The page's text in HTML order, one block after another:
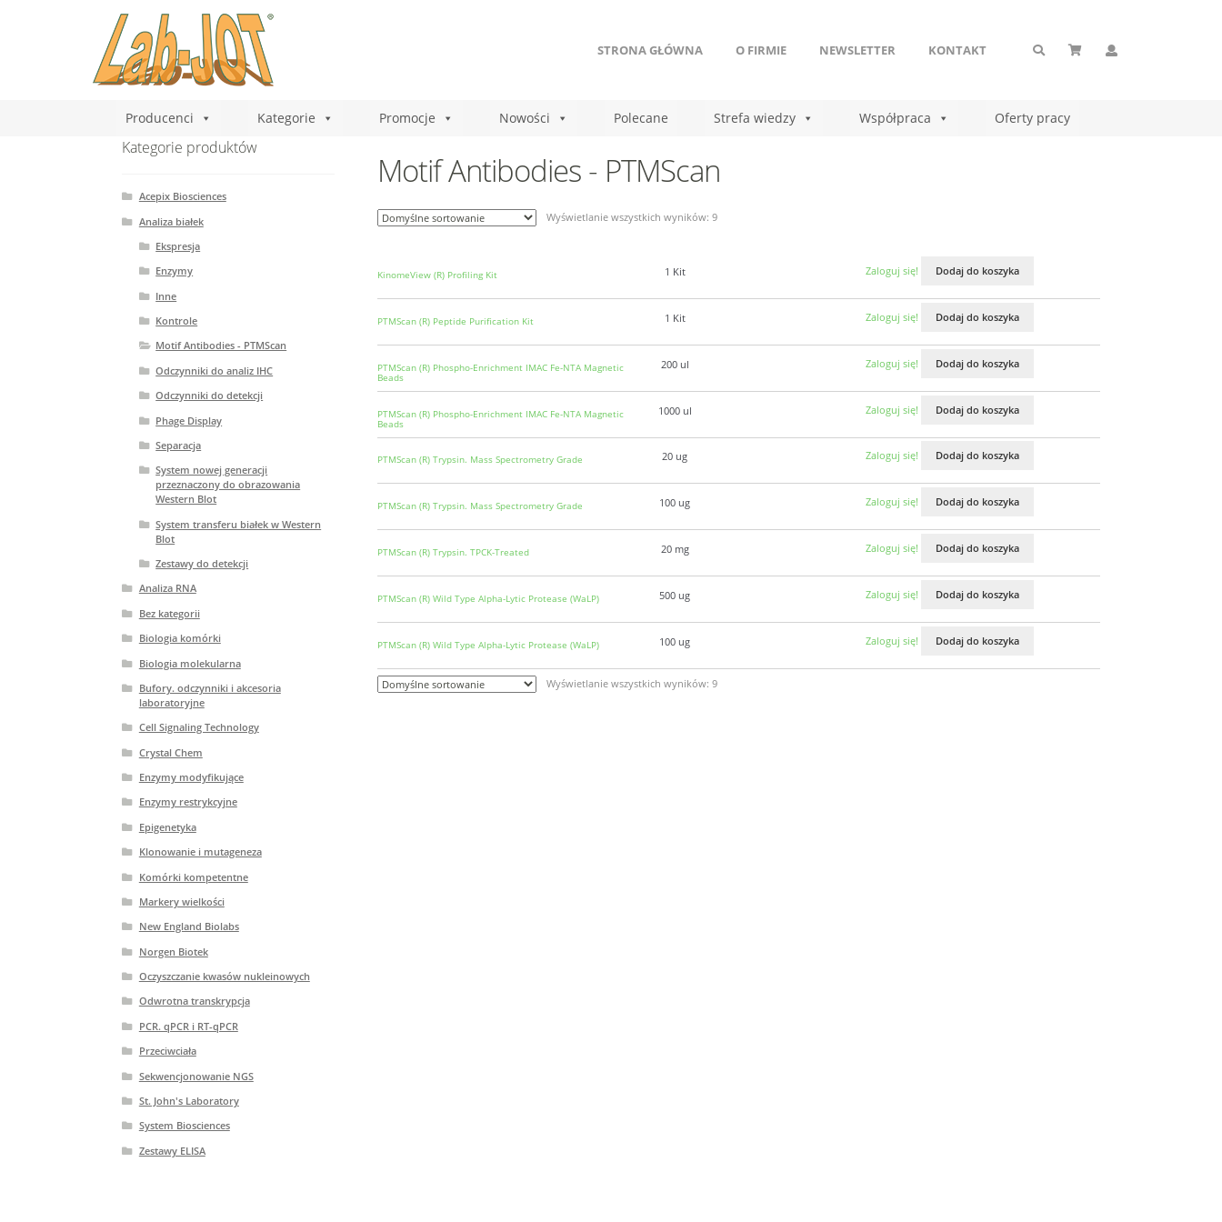
STRONA GŁÓWNA O FIRMIE NEWSLETTER KONTAKT
Producenci Kategorie Promocje Nowości Polecane Strefa wiedzy Współpraca Oferty pracy
Motif Antibodies - PTMScan
Wyświetlanie wszystkich wyników: 9
KinomeView (R) Profiling Kit 1 Kit Zaloguj się! Dodaj do koszyka
PTMScan (R) Peptide Purification Kit 1 Kit Zaloguj się! Dodaj do koszyka
PTMScan (R) Phospho-Enrichment IMAC Fe-NTA Magnetic
Beads
200 ul Zaloguj się! Dodaj do koszyka
PTMScan (R) Phospho-Enrichment IMAC Fe-NTA Magnetic
Beads
1000 ul Zaloguj się! Dodaj do koszyka
PTMScan (R) Trypsin. Mass Spectrometry Grade 20 ug Zaloguj się! Dodaj do koszyka
PTMScan (R) Trypsin. Mass Spectrometry Grade 100 ug Zaloguj się! Dodaj do koszyka
PTMScan (R) Trypsin. TPCK-Treated 20 mg Zaloguj się! Dodaj do koszyka
PTMScan (R) Wild Type Alpha-Lytic Protease (WaLP) 500 ug Zaloguj się! Dodaj do koszyka
PTMScan (R) Wild Type Alpha-Lytic Protease (WaLP) 100 ug Zaloguj się! Dodaj do koszyka
Wyświetlanie wszystkich wyników: 9
Kategorie produktów
Acepix Biosciences
Analiza białek
Ekspresja
Enzymy
Inne
Kontrole
Motif Antibodies - PTMScan
Odczynniki do analiz IHC
Odczynniki do detekcji
Phage Display
Separacja
System nowej generacji
przeznaczony do obrazowania
Western Blot
System transferu białek w Western
Blot
Zestawy do detekcji
Analiza RNA
Bez kategorii
Biologia komórki
Biologia molekularna
Bufory. odczynniki i akcesoria
laboratoryjne
Cell Signaling Technology
Crystal Chem
Enzymy modyfikujące
Enzymy restrykcyjne
Epigenetyka
Klonowanie i mutageneza
Komórki kompetentne
Markery wielkości
New England Biolabs
Norgen Biotek
Oczyszczanie kwasów nukleinowych
Odwrotna transkrypcja
PCR. qPCR i RT-qPCR
Przeciwciała
Sekwencjonowanie NGS
St. John's Laboratory
System Biosciences
Zestawy ELISA